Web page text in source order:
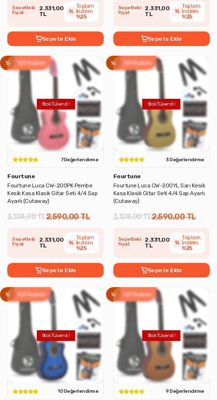
Sepetteki
Fiyat
2.331,00
TL
%
Toplam
İndirim
%25
Sepete Ekle
Sepetteki
Fiyat
2.331,00
TL
%
Toplam
İndirim
%25
Sepete Ekle
% %17 İndirim
7 Değerlendirme
Fourtune
Fourtune Luca CW-200PK Pembe
Kesik Kasa Klasik Gitar Seti 4/4 Sap
Ayarlı (Cutaway)
3.108,00 TL2.590,00 TL
Sepetteki
Fiyat
2.331,00
TL
%
Toplam
İndirim
%25
Sepete Ekle
% %17 İndirim
3 Değerlendirme
Fourtune
Fourtune Luca CW-200YL Sarı Kesik
Kasa Klasik Gitar Seti 4/4 Sap Ayarlı
(Cutaway)
3.108,00 TL2.590,00 TL
Sepetteki
Fiyat
2.331,00
TL
%
Toplam
İndirim
%25
Sepete Ekle
% %17 İndirim
10 Değerlendirme
% %17 İndirim
9 Değerlendirme